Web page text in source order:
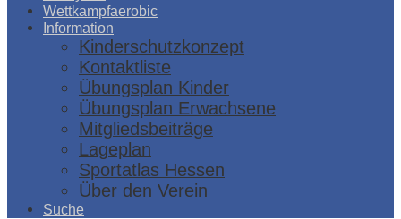
Wettkampfaerobic
Information
Kinderschutzkonzept
Kontaktliste
Übungsplan Kinder
Übungsplan Erwachsene
Mitgliedsbeiträge
Lageplan
Sportatlas Hessen
Über den Verein
Suche